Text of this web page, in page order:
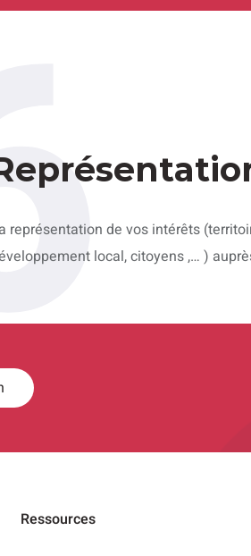
représentation de vos intérêts
local, citoyens ,… )
Ressources